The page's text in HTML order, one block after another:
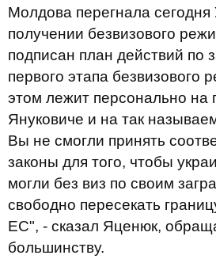
Молдова перегнала сегодня
получении безвизового
подписан план действий по
первого этапа безвизового
этом лежит персонально на
Януковиче и на так
Вы не смогли принять
законы для того, чтобы
могли без виз по своим
свободно пересекать
ЕС", - сказал Яценюк,
большинству.